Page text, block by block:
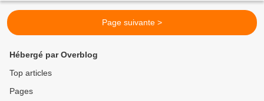
Page suivante >
Hébergé par Overblog
Top articles
Pages